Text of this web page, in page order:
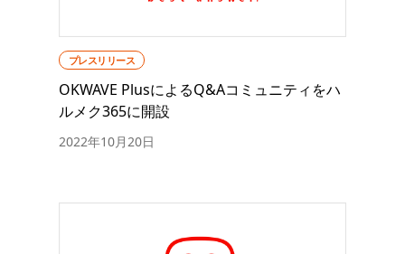
プレスリリース
OKWAVE PlusによるQ&Aコミュニティをハ
ルメク365に開設
2022年10月20日